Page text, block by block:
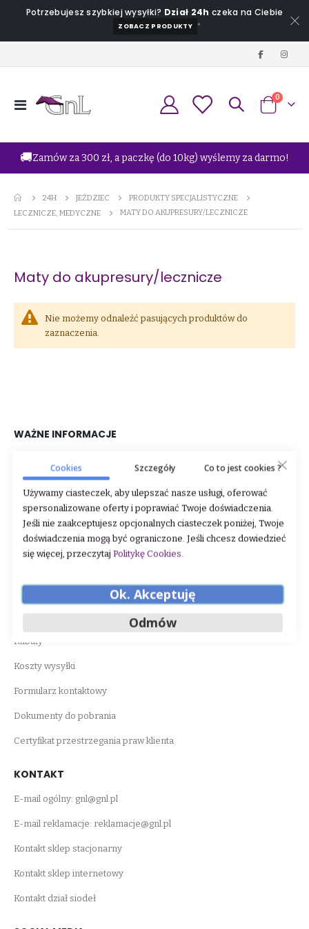
Potrzebujesz szybkiej wysyłki? Dział 24h czeka na Ciebie
ZOBACZ PRODUKTY *
Przełącznik
Koszyk
0
🚚Zamów za 300 zł, a paczkę (do 10kg) wyślemy za darmo!
24H JEŹDZIEC
PRODUKTY SPECJALISTYCZNE
LECZNICZE, MEDYCZNE
MATY DO AKUPRESURY/LECZNICZE
Maty do akupresury/lecznicze
Nie możemy odnaleźć pasujących produktów do
zaznaczenia.
WAŻNE INFORMACJE
Dane firmy
Regulamin
Zwroty i reklamacje
Polityka prywatności
Sklep stacjonarny
STREFA KLIENTA
Rabaty
Koszty wysyłki
Formularz kontaktowy
Dokumenty do pobrania
Certyfikat przestrzegania praw klienta
KONTAKT
E-mail ogólny: gnl@gnl.pl
E-mail reklamacje: reklamacje@gnl.pl
Kontakt sklep stacjonarny
Kontakt sklep internetowy
Kontakt dział siodeł
Cookies Szczegóły Co to jest cookies ?
Używamy ciasteczek, aby ulepszać nasze usługi, oferować
spersonalizowane oferty i poprawiać Twoje doświadczenia.
Jeśli nie zaakceptujesz opcjonalnych ciasteczek poniżej, Twoje
doświadczenia mogą być ograniczone. Jeśli chcesz dowiedzieć
się więcej, przeczytaj Politykę Cookies.
Ok. Akceptuję
Odmów